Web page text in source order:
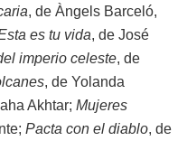
, de Àngels Barceló,
es tu vida, de José
imperio celeste, de
, de Yolanda
Akhtar; Mujeres
Pacta con el diablo, de